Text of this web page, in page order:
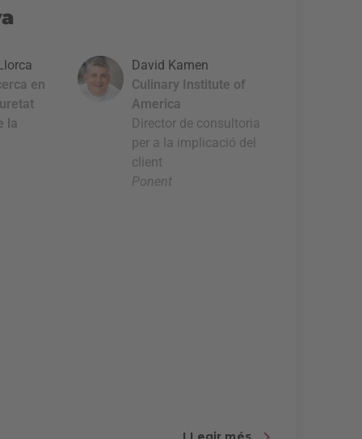
en
la
David Kamen
Culinary Institute of
America
Director de consultoria
per a la implicació del
client
Ponent